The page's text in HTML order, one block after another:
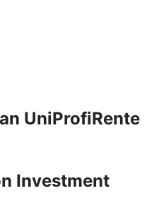
UniProfiRente
Investment